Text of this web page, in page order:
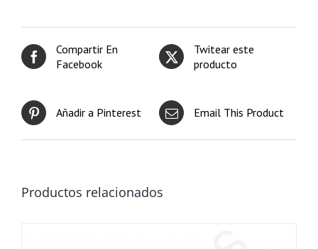
Compartir En
Facebook
Twitear este
producto
Añadir a Pinterest Email This Product
Productos relacionados